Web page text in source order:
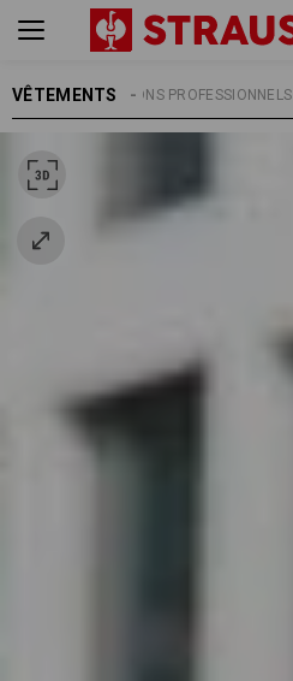
VÊTEMENTSPANTALONS PROFESSIONNELS